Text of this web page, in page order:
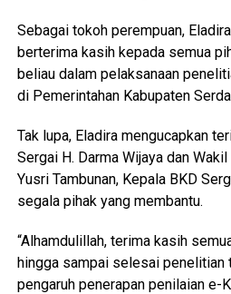
Sebagai tokoh perempuan,
berterima kasih kepada semua
beliau dalam pelaksanaan
di Pemerintahan Kabupaten
Tak lupa, Eladira mengucapkan
Sergai H. Darma Wijaya dan
Yusri Tambunan, Kepala BKD
segala pihak yang membantu.
“Alhamdulillah, terima kasih
hingga sampai selesai penelitian
pengaruh penerapan penilaian e-